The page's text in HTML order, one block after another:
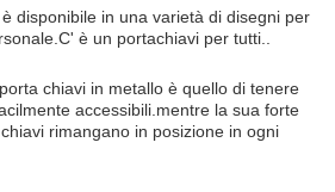
disponibile in una varietà di disegni per
è un portachiavi per tutti..
chiavi in metallo è quello di tenere
accessibili.mentre la sua forte
rimangano in posizione in ogni